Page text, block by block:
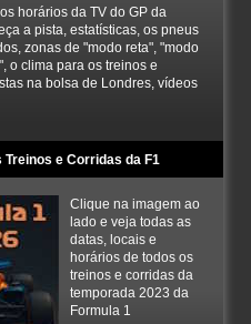
horários da TV do GP da
a pista, estatísticas, os pneus
zonas de "modo reta", "modo
o clima para os treinos e
na bolsa de Londres, vídeos
e Corridas da F1
Clique na imagem ao
lado e veja todas as
datas, locais e
horários de todos os
treinos e corridas da
temporada 2023 da
Formula 1